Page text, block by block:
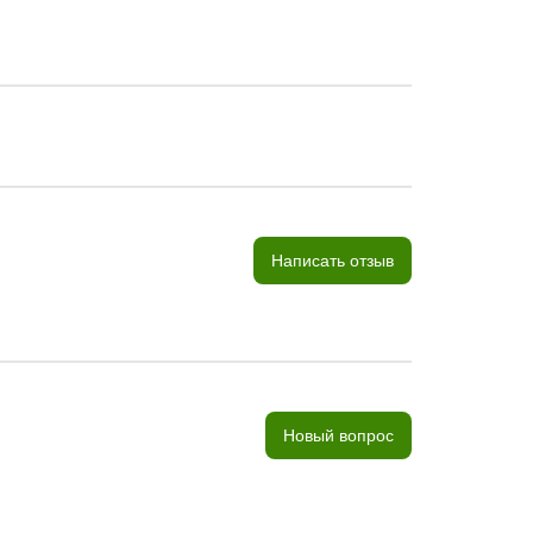
Написать отзыв
Новый вопрос